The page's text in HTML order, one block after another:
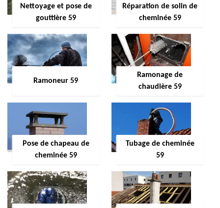
Nettoyage et pose de
gouttière 59
Réparation de solin de
cheminée 59
Ramoneur 59
Ramonage de
chaudière 59
Pose de chapeau de
cheminée 59
Tubage de cheminée
59